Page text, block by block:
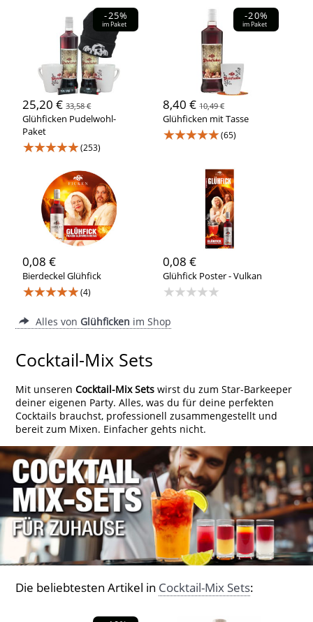
-25%
im Paket
25,20 €33,58 €
Glühficken Pudelwohl-
Paket
★★★★★(253)
-20%
im Paket
8,40 € 10,49 €
Glühficken mit Tasse
★★★★★(65)
0,08 €
Bierdeckel Glühfick
★★★★★(4)
0,08 €
Glühfick Poster - Vulkan
★★★★★
Alles von Glühficken im Shop
Cocktail-Mix Sets
Mit unserenCocktail-Mix Sets wirst du zum Star-Barkeeper
deiner eigenen Party. Alles, was du für deine perfekten
Cocktails brauchst, professionell zusammengestellt und
bereit zum Mixen. Einfacher gehts nicht.
Die beliebtesten Artikel in Cocktail-Mix Sets: